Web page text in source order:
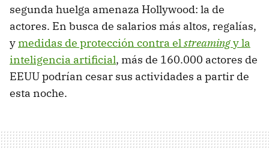
segunda huelga amenaza Hollywood: la de
actores. En busca de salarios más altos, regalías,
ymedidas de protección contra elstreamingy la
inteligencia artificial, más de 160.000 actores de
EEUU podrían cesar sus actividades a partir de
esta noche.